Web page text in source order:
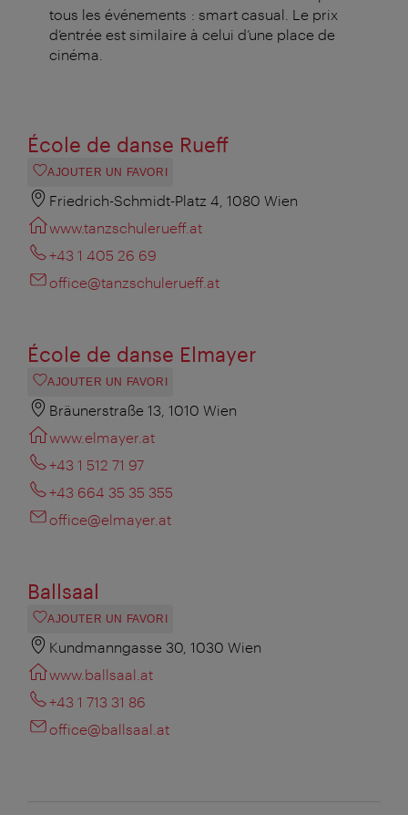
tous les événements : smart casual. Le prix
d’entrée est similaire à celui d’une place de
cinéma.
École de danse Rueff
AJOUTER UN FAVORI
Friedrich-Schmidt-Platz 4, 1080 Wien
www.tanzschulerueff.at
+43 1 405 26 69
office@tanzschulerueff.at
École de danse Elmayer
AJOUTER UN FAVORI
Bräunerstraße 13, 1010 Wien
www.elmayer.at
+43 1 512 71 97
+43 664 35 35 355
office@elmayer.at
Ballsaal
AJOUTER UN FAVORI
Kundmanngasse 30, 1030 Wien
www.ballsaal.at
+43 1 713 31 86
office@ballsaal.at